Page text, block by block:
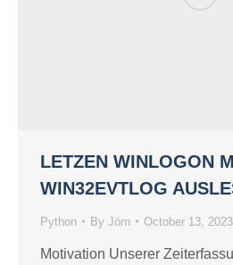
LETZEN WINLOGON
WIN32EVTLOG
Python By Jörn October 13, 2023
Motivation Unserer